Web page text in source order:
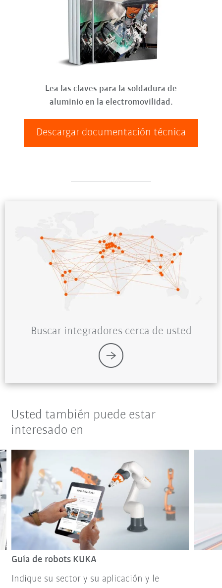
Lea las claves para la soldadura de
aluminio en la electromovilidad.
Descargar documentación técnica
Buscar integradores cerca de usted
Usted también puede estar
interesado en
Guía de robots KUKA
Indique su sector y su aplicación y le